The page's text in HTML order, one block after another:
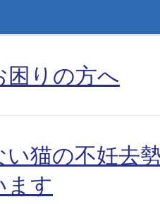
困りの方へ
猫の不妊去
ます